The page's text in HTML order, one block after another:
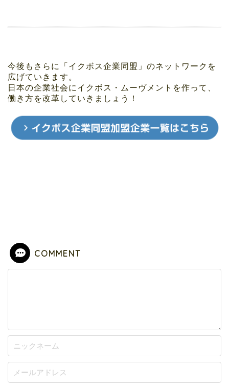
今後もさらに「イクボス企業同盟」のネットワークを
広げていきます。
日本の企業社会にイクボス・ムーヴメントを作って、
働き方を改革していきましょう！
COMMENT